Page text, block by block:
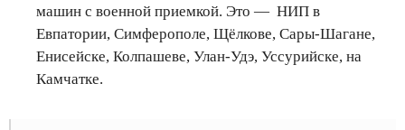
машин с военной приемкой. Это — НИП в
Евпатории, Симферополе, Щёлкове, Сары-Шагане,
Енисейске, Колпашеве, Улан-Удэ, Уссурийске, на
Камчатке.